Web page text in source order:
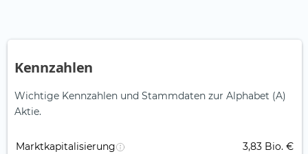
Kennzahlen
Wichtige Kennzahlen und Stammdaten zur Alphabet (A)
Aktie.
Marktkapitalisierung 3,83 Bio. €